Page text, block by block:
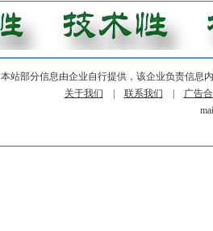
本站部分信息由企业自行提供，该企业负责信息
关于我们
联系我们
广告